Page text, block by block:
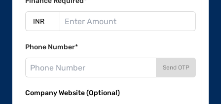
Phone Number*
Send OTP
Company Website (Optional)